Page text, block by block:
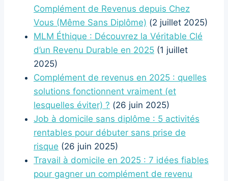
Complément de Revenus depuis Chez
Vous (Même Sans Diplôme) (2 juillet 2025)
MLM Éthique : Découvrez la Véritable Clé
d’un Revenu Durable en 2025 (1 juillet
2025)
Complément de revenus en 2025 : quelles
solutions fonctionnent vraiment (et
lesquelles éviter) ? (26 juin 2025)
Job à domicile sans diplôme : 5 activités
rentables pour débuter sans prise de
risque (26 juin 2025)
Travail à domicile en 2025 : 7 idées fiables
pour gagner un complément de revenu